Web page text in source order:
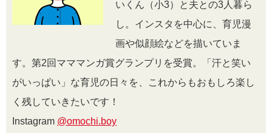
いくん（小3）と夫との3人暮ら
し。インスタを中心に、育児漫
画や似顔絵などを描いていま
す。第2回マママンガ賞グランプリを受賞。「汗と笑い
がいっぱい」な育児の日々を、これからもおもしろ楽し
く残していきたいです！
Instagram @omochi.boy